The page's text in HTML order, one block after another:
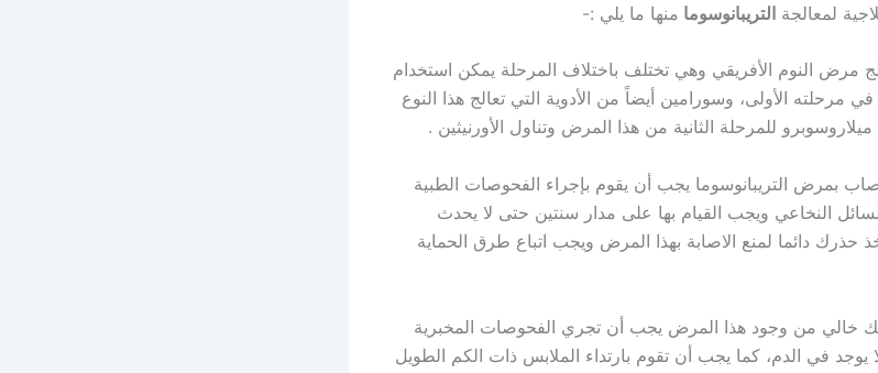
لمعالجة التريبانوسوما منها ما يلي :-
مرض النوم الأفريقي وهي تختلف باختلاف المرحلة يمكن استخدام
في مرحلته الأولى، وسورامين أيضاً من الأدوية التي تعالج هذا النوع
للمرحلة الثانية من هذا المرض وتناول الأورنيثين .
بمرض التريبانوسوما يجب أن يقوم بإجراء الفحوصات الطبية
النخاعي ويجب القيام بها على مدار سنتين حتى لا يحدث
حذرك دائما لمنع الاصابة بهذا المرض ويجب اتباع طرق الحماية
أنك خالي من وجود هذا المرض يجب أن تجري الفحوصات المخبرية
في الدم، كما يجب أن تقوم بارتداء الملابس ذات الكم الطويل